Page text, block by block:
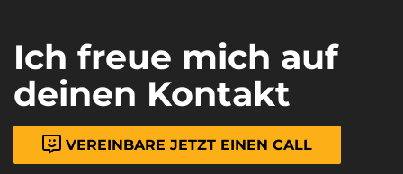
Ich freue mich auf
deinen Kontakt
VEREINBARE JETZT EINEN CALL